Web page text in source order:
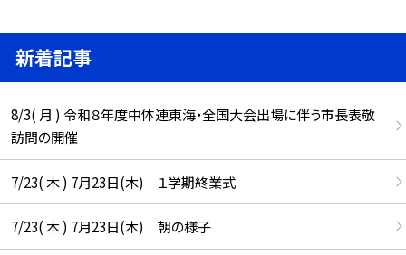
新着記事
8/3( 月 ) 令和８年度中体連東海・全国大会出場に伴う市長表敬
訪問の開催
7/23( 木 ) 7月23日(木) １学期終業式
7/23( 木 ) 7月23日(木) 朝の様子